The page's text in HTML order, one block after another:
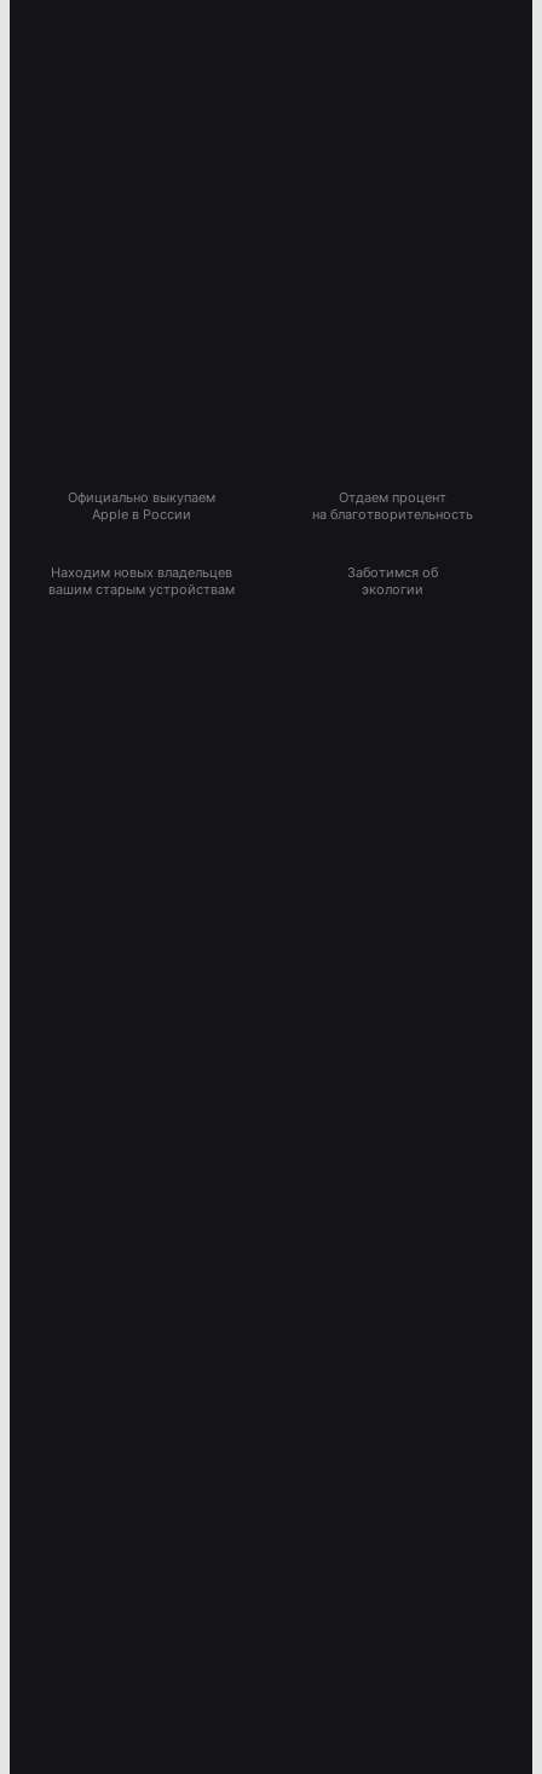
Официально выкупаем
Apple в России
Отдаем процент
на благотворительность
Находим новых владельцев
вашим старым устройствам
Заботимся об
экологии